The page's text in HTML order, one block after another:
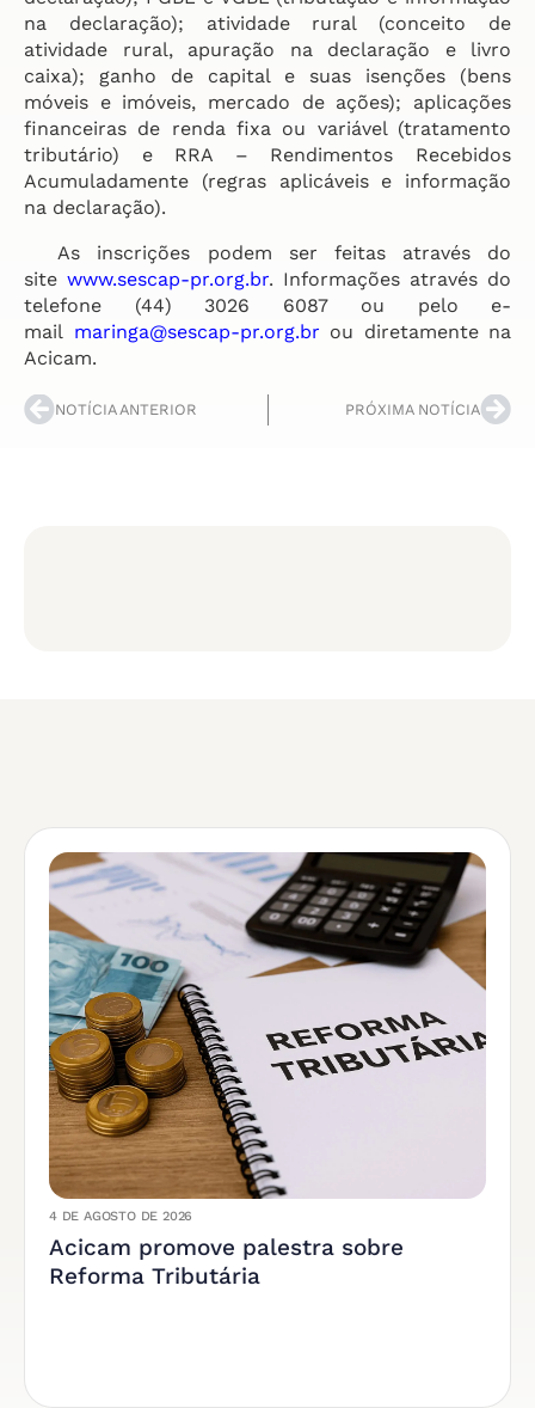
na declaração); atividade rural (conceito de
atividade rural, apuração na declaração e livro
caixa); ganho de capital e suas isenções (bens
móveis e imóveis, mercado de ações); aplicações
financeiras de renda fixa ou variável (tratamento
tributário) e RRA – Rendimentos Recebidos
Acumuladamente (regras aplicáveis e informação
na declaração).
As inscrições podem ser feitas através do
site www.sescap-pr.org.br. Informações através do
telefone (44) 3026 6087 ou pelo e-
mail maringa@sescap-pr.org.br ou diretamente na
Acicam.
NOTÍCIA ANTERIOR PRÓXIMA NOTÍCIA
4 DE AGOSTO DE 2026
Acicam promove palestra sobre
Reforma Tributária